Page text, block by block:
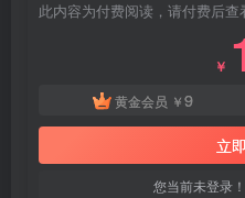
此内容为付费阅读，请付费后查
￥
黄金会员 ￥9
立
您当前未登录